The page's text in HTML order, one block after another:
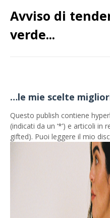
Avviso di
verde...
…le mie scelte
Questo publish contiene
(indicati da un ‘*’) e articoli in
gifted). Puoi leggere il mio